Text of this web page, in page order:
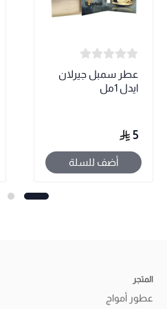
عطر سمبل جيرلان
ايدل 1مل
5
أضف للسلة
المتجر
عطور أمواج